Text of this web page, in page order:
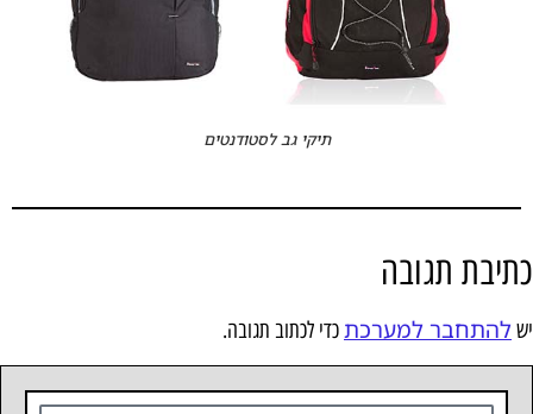
תיקי גב לסטודנטים
כתיבת תגובה
ישלהתחבר למערכתכדי לכתוב תגובה.